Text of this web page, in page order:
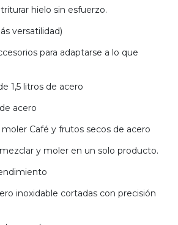
hielo sin esfuerzo.
versatilidad)
para adaptarse a lo que
1,5 litros de acero
acero
moler Café y frutos secos de acero
y moler en un solo producto.
inoxidable cortadas con precisión